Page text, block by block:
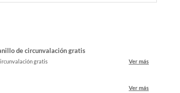
de circunvalación gratis
gratis Ver más
Ver más